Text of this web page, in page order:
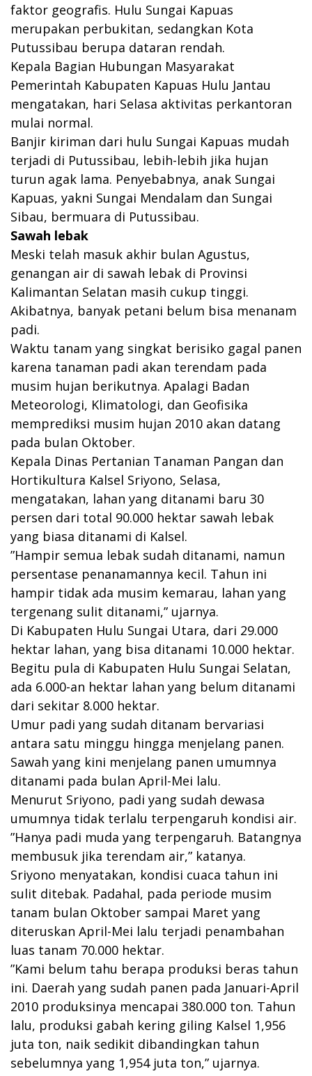
faktor geografis. Hulu Sungai Kapuas
merupakan perbukitan, sedangkan Kota
Putussibau berupa dataran rendah.
Kepala Bagian Hubungan Masyarakat
Pemerintah Kabupaten Kapuas Hulu Jantau
mengatakan, hari Selasa aktivitas perkantoran
mulai normal.
Banjir kiriman dari hulu Sungai Kapuas mudah
terjadi di Putussibau, lebih-lebih jika hujan
turun agak lama. Penyebabnya, anak Sungai
Kapuas, yakni Sungai Mendalam dan Sungai
Sibau, bermuara di Putussibau.
Sawah lebak
Meski telah masuk akhir bulan Agustus,
genangan air di sawah lebak di Provinsi
Kalimantan Selatan masih cukup tinggi.
Akibatnya, banyak petani belum bisa menanam
padi.
Waktu tanam yang singkat berisiko gagal panen
karena tanaman padi akan terendam pada
musim hujan berikutnya. Apalagi Badan
Meteorologi, Klimatologi, dan Geofisika
memprediksi musim hujan 2010 akan datang
pada bulan Oktober.
Kepala Dinas Pertanian Tanaman Pangan dan
Hortikultura Kalsel Sriyono, Selasa,
mengatakan, lahan yang ditanami baru 30
persen dari total 90.000 hektar sawah lebak
yang biasa ditanami di Kalsel.
”Hampir semua lebak sudah ditanami, namun
persentase penanamannya kecil. Tahun ini
hampir tidak ada musim kemarau, lahan yang
tergenang sulit ditanami,” ujarnya.
Di Kabupaten Hulu Sungai Utara, dari 29.000
hektar lahan, yang bisa ditanami 10.000 hektar.
Begitu pula di Kabupaten Hulu Sungai Selatan,
ada 6.000-an hektar lahan yang belum ditanami
dari sekitar 8.000 hektar.
Umur padi yang sudah ditanam bervariasi
antara satu minggu hingga menjelang panen.
Sawah yang kini menjelang panen umumnya
ditanami pada bulan April-Mei lalu.
Menurut Sriyono, padi yang sudah dewasa
umumnya tidak terlalu terpengaruh kondisi air.
”Hanya padi muda yang terpengaruh. Batangnya
membusuk jika terendam air,” katanya.
Sriyono menyatakan, kondisi cuaca tahun ini
sulit ditebak. Padahal, pada periode musim
tanam bulan Oktober sampai Maret yang
diteruskan April-Mei lalu terjadi penambahan
luas tanam 70.000 hektar.
”Kami belum tahu berapa produksi beras tahun
ini. Daerah yang sudah panen pada Januari-April
2010 produksinya mencapai 380.000 ton. Tahun
lalu, produksi gabah kering giling Kalsel 1,956
juta ton, naik sedikit dibandingkan tahun
sebelumnya yang 1,954 juta ton,” ujarnya.